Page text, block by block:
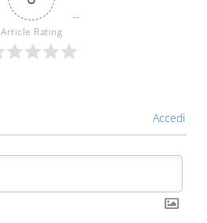
Article Rating
Accedi